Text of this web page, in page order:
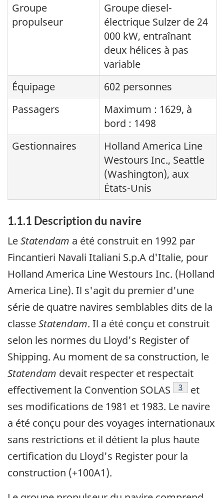
Groupe
propulseur
Groupe diesel-
électrique Sulzer de 24
000 kW, entraînant
deux hélices à pas
variable
Équipage
602 personnes
Passagers
Maximum : 1629, à
bord : 1498
Gestionnaires
Holland America Line
Westours Inc., Seattle
(Washington), aux
États-Unis
1.1.1 Description du navire
LeStatendam a été construit en 1992 par
Fincantieri Navali Italiani S.p.A d'Italie, pour
Holland America Line Westours Inc. (Holland
America Line). Il s'agit du premier d'une
série de quatre navires semblables dits de la
classeStatendam. Il a été conçu et construit
selon les normes du Lloyd's Register of
Shipping. Au moment de sa construction, le
Statendam devait respecter et respectait
effectivement la Convention SOLAS
Note de bas
3
et
ses modifications de 1981 et 1983. Le navire
a été conçu pour des voyages internationaux
sans restrictions et il détient la plus haute
certification du Lloyd's Register pour la
construction (+100A1).